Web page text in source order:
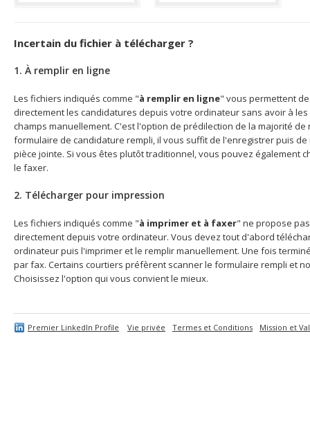
Incertain du fichier à télécharger ?
1. À remplir en ligne
Les fichiers indiqués comme "à remplir en ligne" vous permettent
directement les candidatures depuis votre ordinateur sans avoir à
champs manuellement. C'est l'option de prédilection de la majorité de
formulaire de candidature rempli, il vous suffit de l'enregistrer puis
pièce jointe. Si vous êtes plutôt traditionnel, vous pouvez également
le faxer.
2. Télécharger pour impression
Les fichiers indiqués comme "à imprimer et à faxer" ne propose
directement depuis votre ordinateur. Vous devez tout d'abord
ordinateur puis l'imprimer et le remplir manuellement. Une fois
par fax. Certains courtiers préfèrent scanner le formulaire rempli et
Choisissez l'option qui vous convient le mieux.
Premier LinkedIn Profile Vie privée Termes et Conditions Mission et